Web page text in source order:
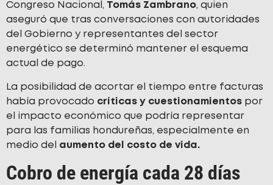
Congreso Nacional, Tomás Zambrano, quien
aseguró que tras conversaciones con autoridades
del Gobierno y representantes del sector
energético se determinó mantener el esquema
actual de pago.
La posibilidad de acortar el tiempo entre facturas
había provocado críticas y cuestionamientos por
el impacto económico que podría representar
para las familias hondureñas, especialmente en
medio del aumento del costo de vida.
Cobro de energía cada 28 días